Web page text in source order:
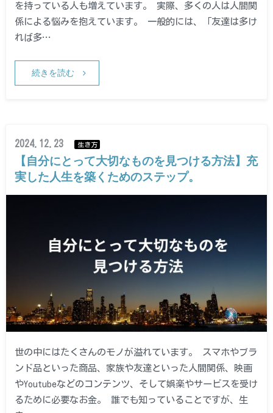
を持っている人も増えています。 実際、多くの人は人間関
係による悩みを抱えています。 一般的には、「友達は多け
れば多…
続きを読む
2024.12.23 生き方
【自分にとって大切なものを見つける方法】充
実した人生を築くためのステップ。
世の中にはたくさんのモノが溢れています。 スマホやブラ
ンド品といった商品、家族や友達といった人間関係、映画
やYoutubeなどのコンテンツ、そして娯楽やサービスを受け
るために必要なお金。 誰でも知っていることですが、生